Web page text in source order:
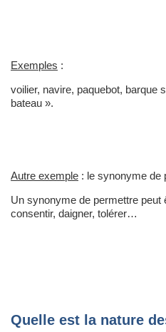
Exemples :
voilier, navire, paquebot,
bateau ».
Autre exemple : le synonyme de
Un synonyme de permettre peut
consentir, daigner, tolérer…
Quelle est la nature